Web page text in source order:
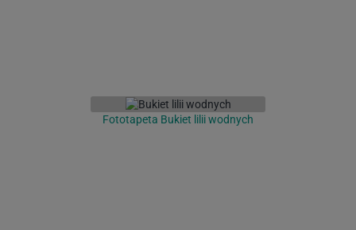
Fototapeta Bukiet lilii wodnych